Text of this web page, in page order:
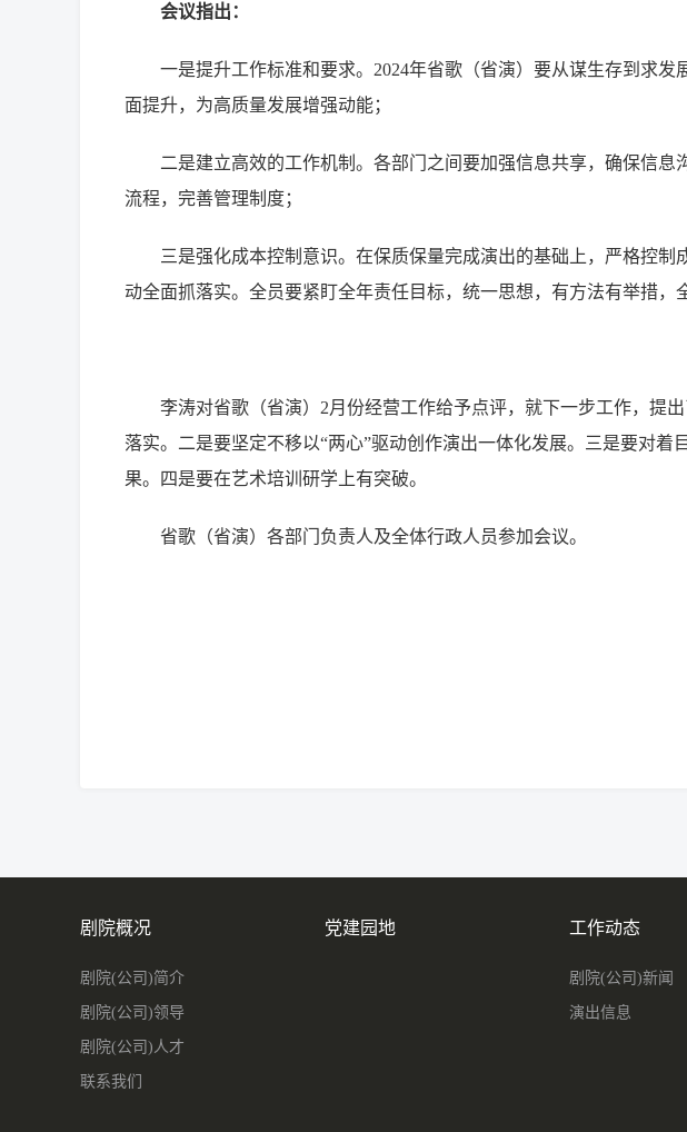
会议指出：
一是提升工作标准和要求。2024年省歌（省演）要从谋生存到求发
面提升，为高质量发展增强动能；
二是建立高效的工作机制。各部门之间要加强信息共享，确保信息
流程，完善管理制度；
三是强化成本控制意识。在保质保量完成演出的基础上，严格控制
动全面抓落实。全员要紧盯全年责任目标，统一思想，有方法有举措，
李涛对省歌（省演）2月份经营工作给予点评，就下一步工作，提
落实。二是要坚定不移以“两心”驱动创作演出一体化发展。三是要对着
果。四是要在艺术培训研学上有突破。
省歌（省演）各部门负责人及全体行政人员参加会议。
剧院概况
剧院(公司)简介
剧院(公司)领导
剧院(公司)人才
联系我们
党建园地 工作动态
剧院(公司)新闻
演出信息